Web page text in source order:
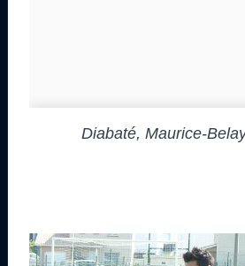
Diabaté, Maurice-